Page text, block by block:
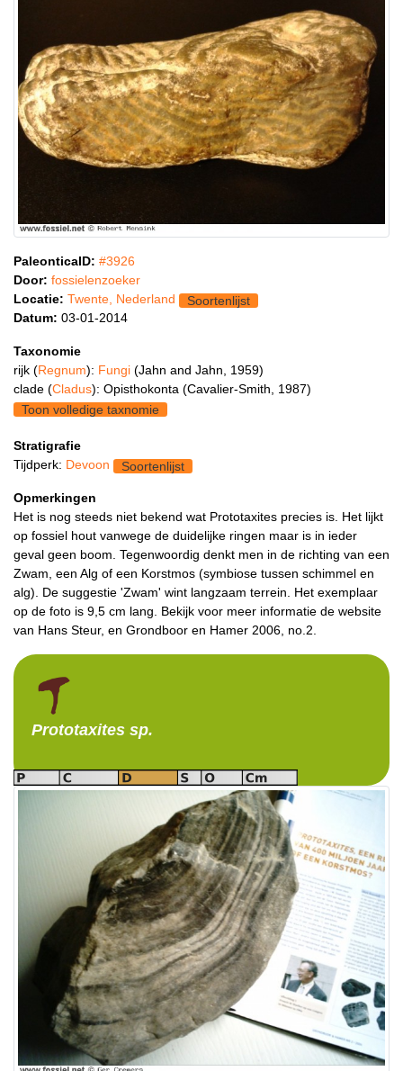
PaleonticaID: #3926
Door: fossielenzoeker
Locatie: Twente, Nederland
Soortenlijst
Datum: 03-01-2014
Taxonomie
rijk (Regnum): Fungi (Jahn and Jahn, 1959)
clade (Cladus): Opisthokonta (Cavalier-Smith, 1987)
Toon volledige taxnomie
Stratigrafie
Tijdperk: Devoon Soortenlijst
Opmerkingen
Het is nog steeds niet bekend wat Prototaxites precies is. Het lijkt
op fossiel hout vanwege de duidelijke ringen maar is in ieder
geval geen boom. Tegenwoordig denkt men in de richting van een
Zwam, een Alg of een Korstmos (symbiose tussen schimmel en
alg). De suggestie 'Zwam' wint langzaam terrein. Het exemplaar
op de foto is 9,5 cm lang. Bekijk voor meer informatie de website
van Hans Steur, en Grondboor en Hamer 2006, no.2.
Prototaxites sp.